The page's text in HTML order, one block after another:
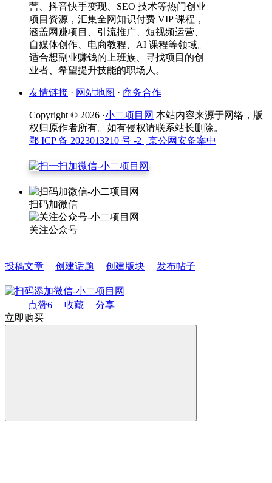
营、抖音快手变现、SEO 技术等热门创业
项目资源，汇集全网知识付费 VIP 课程，
涵盖网赚项目、引流推广、短视频运营、
自媒体创作、电商教程、AI 课程等领域。
适合想副业赚钱的上班族、寻找项目的创
业者、希望提升技能的职场人。
友情链接 · 网站地图 · 商务合作
Copyright © 2026 ·小二项目网 本站内容来源于网络，版
权归原作者所有。如有侵权请联系站长删除。
鄂 ICP 备 2023013210 号 -2 | 京公网安备案中
扫码加微信
关注公众号
投稿文章 创建话题 创建版块 发布帖子
点赞6 收藏
分享
立即购买